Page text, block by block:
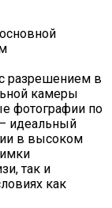
разрешением в
камеры
фотографии по
идеальный
в высоком
так и
как